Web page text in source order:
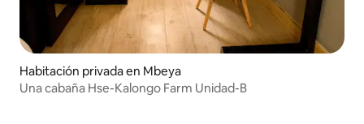
Habitación privada en Mbeya
Una cabaña Hse-Kalongo Farm Unidad-B